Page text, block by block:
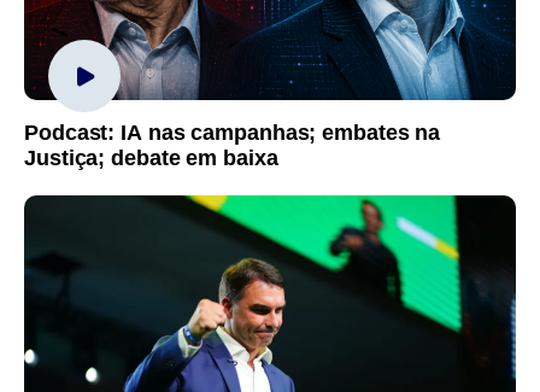
Podcast: IA nas campanhas; embates na
Justiça; debate em baixa